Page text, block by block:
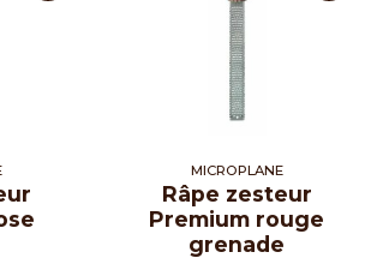
MICROPLANE
Râpe zesteur
Premium rouge
grenade